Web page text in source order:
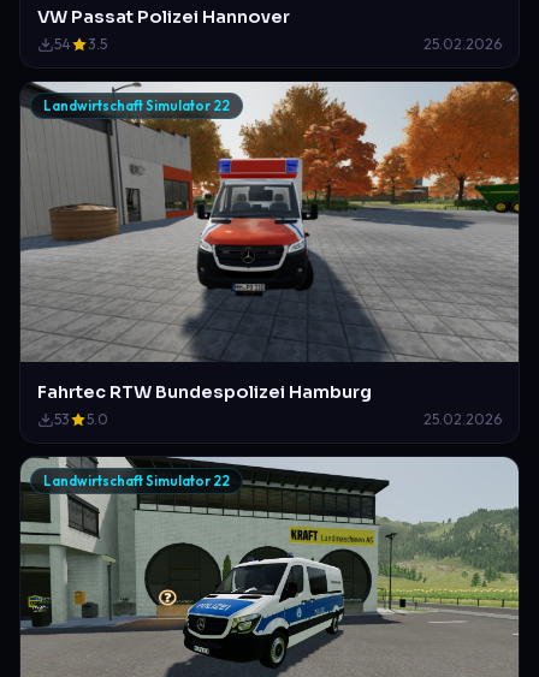
VW Passat Polizei Hannover
54 3.5 25.02.2026
Landwirtschaft Simulator 22
Fahrtec RTW Bundespolizei Hamburg
53 5.0 25.02.2026
Landwirtschaft Simulator 22